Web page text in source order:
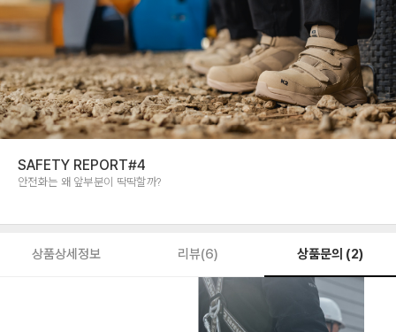
SAFETY REPORT#4
안전화는 왜 앞부분이 딱딱할까?
상품상세정보 리뷰(6) 상품문의 (2)